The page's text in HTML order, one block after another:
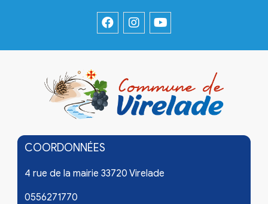
COORDONNÉES
4 rue de la mairie 33720 Virelade
0556271770